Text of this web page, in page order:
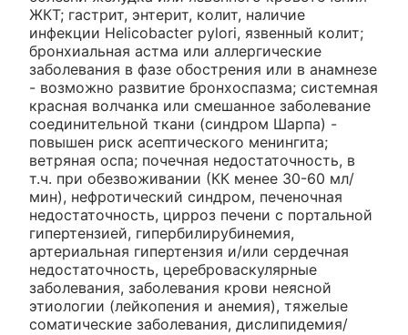
ЖКТ; гастрит, энтерит, колит, наличие
инфекции Helicobacter pylori, язвенный колит;
бронхиальная астма или аллергические
заболевания в фазе обострения или в анамнезе
- возможно развитие бронхоспазма; системная
красная волчанка или смешанное заболевание
соединительной ткани (синдром Шарпа) -
повышен риск асептического менингита;
ветряная оспа; почечная недостаточность, в
т.ч. при обезвоживании (КК менее 30-60 мл/
мин), нефротический синдром, печеночная
недостаточность, цирроз печени с портальной
гипертензией, гипербилирубинемия,
артериальная гипертензия и/или сердечная
недостаточность, цереброваскулярные
заболевания, заболевания крови неясной
этиологии (лейкопения и анемия), тяжелые
соматические заболевания, дислипидемия/